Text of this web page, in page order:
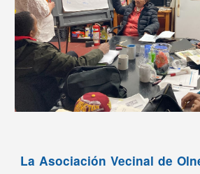
La Asociación Vecinal de